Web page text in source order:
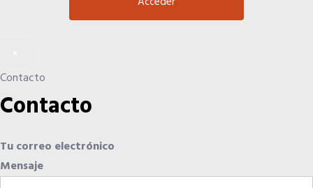
Contacto
Contacto
Tu correo electrónico
Mensaje